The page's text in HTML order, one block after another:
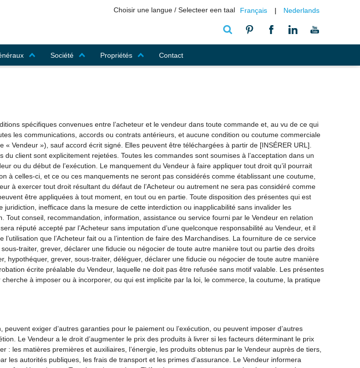
Français Nederlands
Choisir une langue / Selecteer een taal
Société Propriétés Contact
spécifiques convenues entre l’acheteur et le vendeur dans toute commande et, au vu de ce qui
les communications, accords ou contrats antérieurs, et aucune condition ou coutume commerciale
Vendeur »), sauf accord écrit signé. Elles peuvent être téléchargées à partir de [INSÉRER URL].
client sont explicitement rejetées. Toutes les commandes sont soumises à l’acceptation dans un
ou du début de l’exécution. Le manquement du Vendeur à faire appliquer tout droit qu’il pourrait
celles-ci, et ce ou ces manquements ne seront pas considérés comme établissant une coutume,
à exercer tout droit résultant du défaut de l’Acheteur ou autrement ne sera pas considéré comme
être appliquées à tout moment, en tout ou en partie. Toute disposition des présentes qui est
inefficace dans la mesure de cette interdiction ou inapplicabilité sans invalider les
conseil, recommandation, information, assistance ou service fourni par le Vendeur en relation
réputé accepté par l’Acheteur sans imputation d’une quelconque responsabilité au Vendeur, et il
que l’Acheteur fait ou a l’intention de faire des Marchandises. La fourniture de ce service
traiter, grever, déclarer une fiducie ou négocier de toute autre manière tout ou partie des droits
hypothéquer, grever, sous-traiter, déléguer, déclarer une fiducie ou négocier de toute autre manière
écrite préalable du Vendeur, laquelle ne doit pas être refusée sans motif valable. Les présentes
à imposer ou à incorporer, ou qui est implicite par la loi, le commerce, la coutume, la pratique
exiger d’autres garanties pour le paiement ou l’exécution, ou peuvent imposer d’autres
Le Vendeur a le droit d’augmenter le prix des produits à livrer si les facteurs déterminant le prix
: les matières premières et auxiliaires, l’énergie, les produits obtenus par le Vendeur auprès de tiers,
les autorités publiques, les frais de transport et les primes d’assurance. Le Vendeur informera